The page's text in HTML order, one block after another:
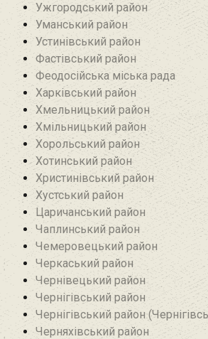
Ужгородський район
Уманський район
Устинівський район
Фастівський район
Феодосійська міська рада
Харківський район
Хмельницький район
Хмільницький район
Хорольський район
Хотинський район‎
Христинівський район
Хустський район
Царичанський район
Чаплинський район
Чемеровецький район
Черкаський район
Чернівецький район
Чернігівський район
Чернігівський район
Черняхівський район‎